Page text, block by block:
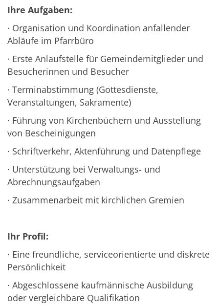
Ihre Aufgaben:
· Organisation und Koordination anfallender
Abläufe im Pfarrbüro
· Erste Anlaufstelle für Gemeindemitglieder und
Besucherinnen und Besucher
· Terminabstimmung (Gottesdienste,
Veranstaltungen, Sakramente)
· Führung von Kirchenbüchern und Ausstellung
von Bescheinigungen
· Schriftverkehr, Aktenführung und Datenpflege
· Unterstützung bei Verwaltungs- und
Abrechnungsaufgaben
· Zusammenarbeit mit kirchlichen Gremien
Ihr Profil:
· Eine freundliche, serviceorientierte und diskrete
Persönlichkeit
· Abgeschlossene kaufmännische Ausbildung
oder vergleichbare Qualifikation